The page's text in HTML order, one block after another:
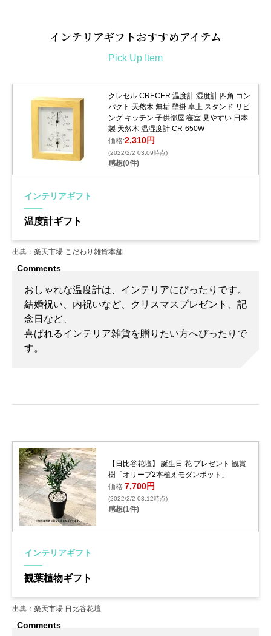
インテリアギフトおすすめアイテム
Pick Up Item
クレセル CRECER 温度計 湿度計 四角 コン
パクト 天然木 無垢 壁掛 卓上 スタンド リビ
ング キッチン 子供部屋 寝室 見やすい 日本
製 天然木 温湿度計 CR-650W
価格:2,310円
(2022/2/2 03:09時点)
感想(0件)
インテリアギフト
温度計ギフト
出典：楽天市場 こだわり雑貨本舗
おしゃれな温度計は、インテリアにぴったりです。
結婚祝い、内祝いなど、クリスマスプレゼント、記
念日など、
喜ばれるインテリア雑貨を贈りたい方へぴったりで
す。
【日比谷花壇】 誕生日 花 プレゼント 観賞
樹「オリーブ2本植えモダンポット」
価格:7,700円
(2022/2/2 03:12時点)
感想(1件)
インテリアギフト
観葉植物ギフト
出典：楽天市場 日比谷花壇